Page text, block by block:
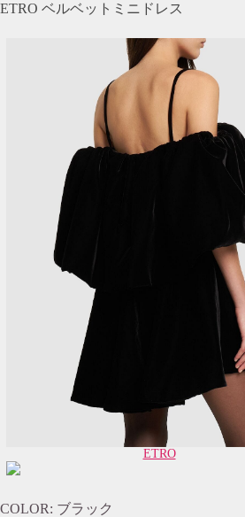
ETRO ベルベットミニドレス
ETRO
COLOR: ブラック